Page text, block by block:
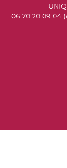
06 70 20 09 04